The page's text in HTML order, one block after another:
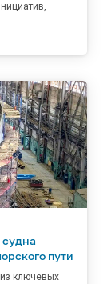
судна
пути
ключевых